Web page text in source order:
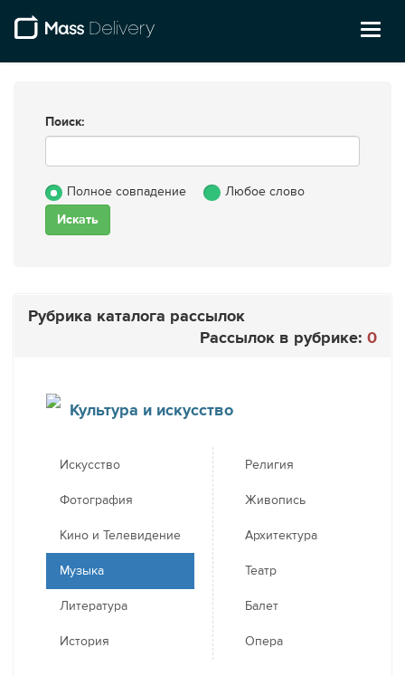
Поиск:
Полное совпадение Любое слово
Рубрика каталога рассылок
Рассылок в рубрике: 0
Культура и искусство
Искусство
Фотография
Кино и Телевидение
Музыка
Литература
История
Религия
Живопись
Архитектура
Театр
Балет
Опера